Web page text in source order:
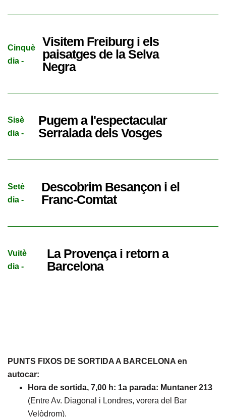
Cinquè
dia -
Visitem Freiburg i els
paisatges de la Selva
Negra
Sisè
dia -
Pugem a l'espectacular
Serralada dels Vosges
Setè
dia -
Descobrim Besançon i el
Franc-Comtat
Vuitè
dia -
La Provença i retorn a
Barcelona
PUNTS FIXOS DE SORTIDA A BARCELONA en
autocar:
Hora de sortida, 7,00 h: 1a parada: Muntaner 213
(Entre Av. Diagonal i Londres, vorera del Bar
Velòdrom).